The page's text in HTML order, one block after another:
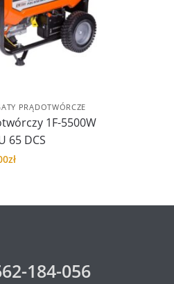
PRĄDOTWÓRCZE
1F-5500W
65 DCS
złAktualna
3139.00zł.
184-056